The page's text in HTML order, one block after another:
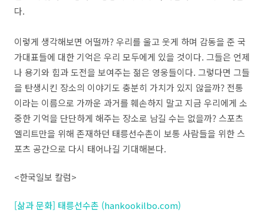
다.
이렇게 생각해보면 어떨까? 우리를 울고 웃게 하며 감동을 준 국
가대표들에 대한 기억은 우리 모두에게 있을 것이다. 그들은 언제
나 용기와 힘과 도전을 보여주는 젊은 영웅들이다. 그렇다면 그들
을 탄생시킨 장소의 이야기도 충분히 가치가 있지 않을까? 전통
이라는 이름으로 가까운 과거를 훼손하지 말고 지금 우리에게 소
중한 기억을 단단하게 해주는 장소로 남길 수는 없을까? 스포츠
엘리트만을 위해 존재하던 태릉선수촌이 보통 사람들을 위한 스
포츠 공간으로 다시 태어나길 기대해본다.
<한국일보 칼럼>
[삶과 문화] 태릉선수촌 (hankookilbo.com)